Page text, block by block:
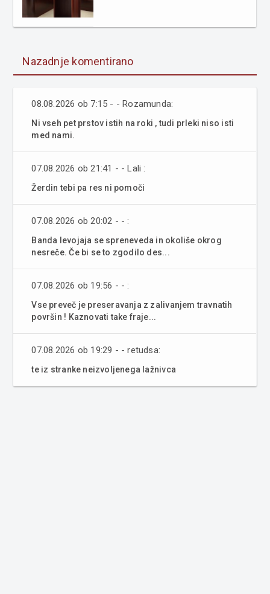
Nazadnje komentirano
08.08.2026 ob 7:15 - - Rozamunda:
Ni vseh pet prstov istih na roki , tudi prleki niso isti
med nami.
07.08.2026 ob 21:41 - - Lali :
Žerdin tebi pa res ni pomoči
07.08.2026 ob 20:02 - - :
Banda levojaja se spreneveda in okoliše okrog
nesreče. Če bi se to zgodilo des...
07.08.2026 ob 19:56 - - :
Vse preveč je preseravanja z zalivanjem travnatih
površin ! Kaznovati take fraje...
07.08.2026 ob 19:29 - - retudsa:
te iz stranke neizvoljenega lažnivca